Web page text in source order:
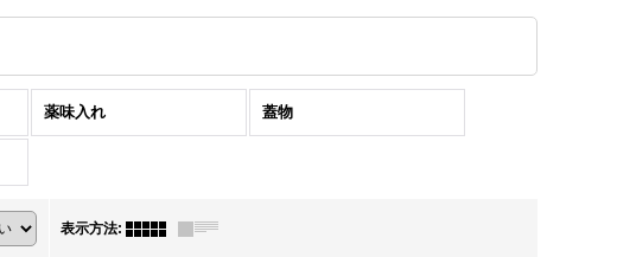
薬味入れ 蓋物
表示方法: